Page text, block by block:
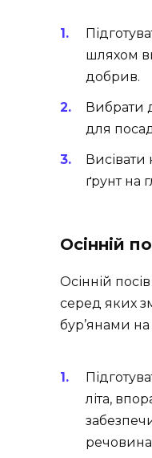
шляхом
добрив.
Вибрати
для
ґрунт на
Осінній
Осінній
серед яких
бур’янами на
літа,